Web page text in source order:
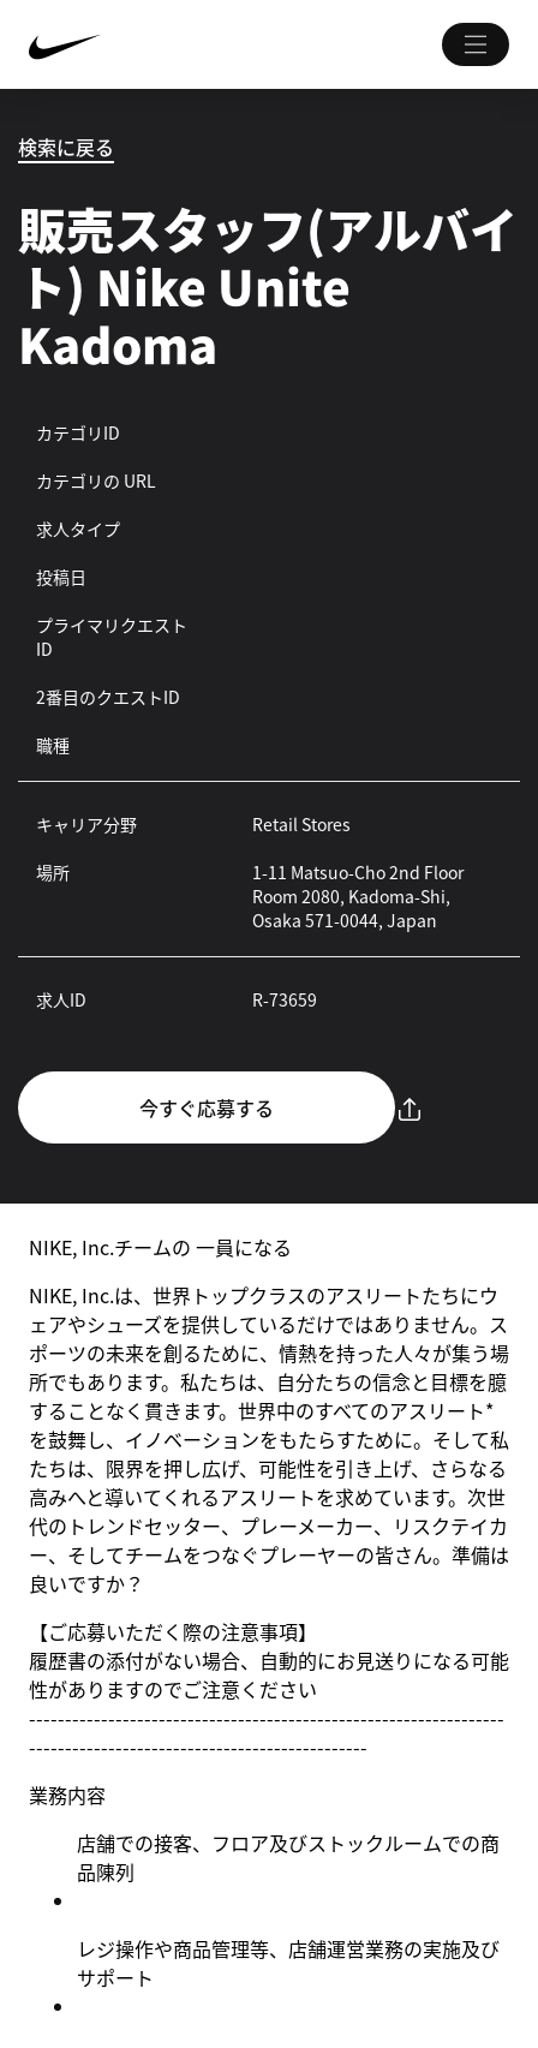
検索に戻る
販売スタッフ(アルバイ
ト) Nike Unite
Kadoma
カテゴリID
カテゴリの URL
求人タイプ
投稿日
プライマリクエスト
ID
2番目のクエストID
職種
キャリア分野
Retail Stores
場所
1-11 Matsuo-Cho 2nd Floor
Room 2080, Kadoma-Shi,
Osaka 571-0044, Japan
求人ID R-73659
今すぐ応募する
NIKE, Inc.チームの 一員になる
NIKE, Inc.は、世界トップクラスのアスリートたちにウ
ェアやシューズを提供しているだけではありません。ス
ポーツの未来を創るために、情熱を持った人々が集う場
所でもあります。私たちは、自分たちの信念と目標を臆
することなく貫きます。世界中のすべてのアスリート*
を鼓舞し、イノベーションをもたらすために。そして私
たちは、限界を押し広げ、可能性を引き上げ、さらなる
高みへと導いてくれるアスリートを求めています。次世
代のトレンドセッター、プレーメーカー、リスクテイカ
ー、そしてチームをつなぐプレーヤーの皆さん。準備は
良いですか？
【ご応募いただく際の注意事項】
履歴書の添付がない場合、自動的にお見送りになる可能
性がありますのでご注意ください
------------------------------------------------------------------
-----------------------------------------------
業務内容
店舗での接客、フロア及びストックルームでの商
品陳列
レジ操作や商品管理等、店舗運営業務の実施及び
サポート